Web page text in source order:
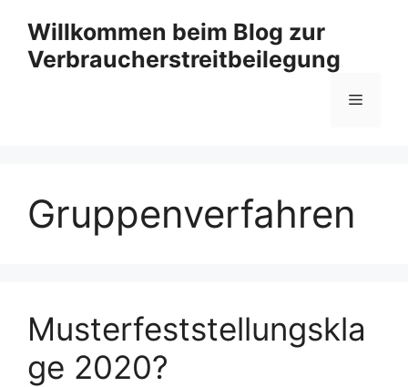
Inhalt
springen
Willkommen beim Blog zur
Verbraucherstreitbeilegung
Menü
Gruppenverfahren
Musterfeststellungskla
ge 2020?